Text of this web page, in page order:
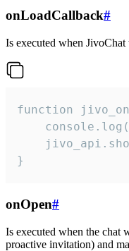
onLoadCallback#
Is executed when
function
}
onOpen#
Is executed when the chat
proactive invitation) and